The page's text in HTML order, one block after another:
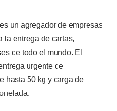
Shipping to India
Shipping to Singapore
All Shipping Routes →
un agregador de empresas
la entrega de cartas,
de todo el mundo. El
urgente de
hasta 50 kg y carga de